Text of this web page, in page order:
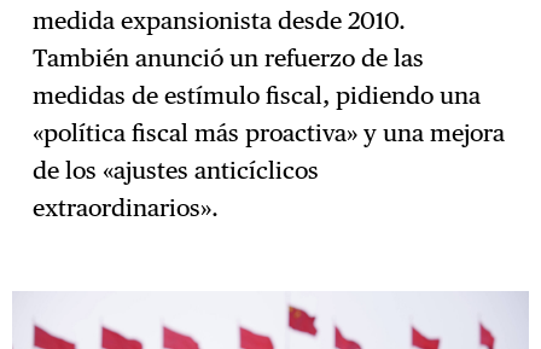
medida expansionista desde 2010.
También anunció un refuerzo de las
medidas de estímulo fiscal, pidiendo una
«política fiscal más proactiva» y una mejora
de los «ajustes anticíclicos
extraordinarios».